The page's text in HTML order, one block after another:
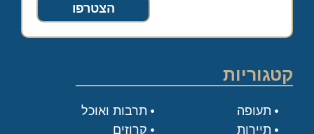
הצטרפו
קטגוריות
תעופה
תיירות
תרבות ואוכל
קרוזים